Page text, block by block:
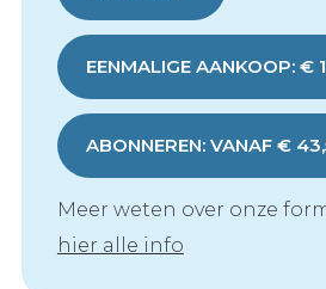
EENMALIGE AANKOOP: €
ABONNEREN: VANAF €
Meer weten over onze
hier alle info